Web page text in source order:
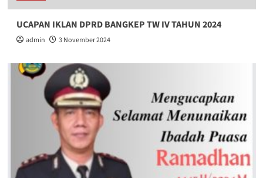
UCAPAN IKLAN DPRD BANGKEP TW IV TAHUN 2024
admin 3 November 2024